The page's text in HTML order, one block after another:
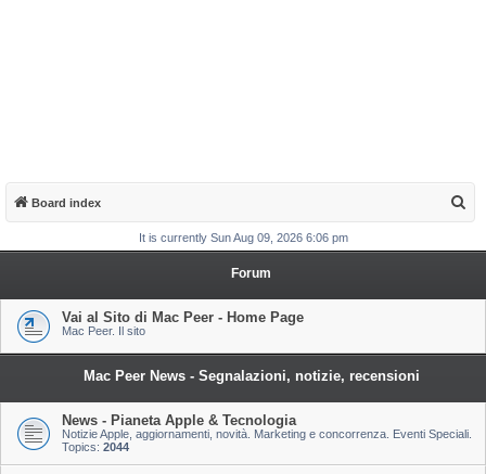
Board index
a
It is currently Sun Aug 09, 2026 6:06 pm
Forum
Vai al Sito di Mac Peer - Home Page
Mac Peer. Il sito
Mac Peer News - Segnalazioni, notizie, recensioni
News - Pianeta Apple & Tecnologia
Notizie Apple, aggiornamenti, novità. Marketing e concorrenza. Eventi Speciali.
Topics: 2044